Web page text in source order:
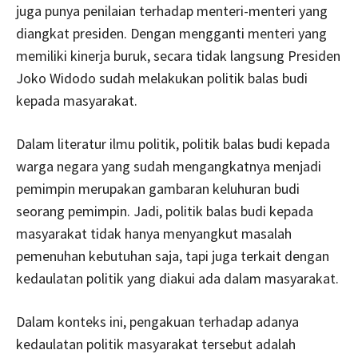
juga punya penilaian terhadap menteri-menteri yang
diangkat presiden. Dengan mengganti menteri yang
memiliki kinerja buruk, secara tidak langsung Presiden
Joko Widodo sudah melakukan politik balas budi
kepada masyarakat.
Dalam literatur ilmu politik, politik balas budi kepada
warga negara yang sudah mengangkatnya menjadi
pemimpin merupakan gambaran keluhuran budi
seorang pemimpin. Jadi, politik balas budi kepada
masyarakat tidak hanya menyangkut masalah
pemenuhan kebutuhan saja, tapi juga terkait dengan
kedaulatan politik yang diakui ada dalam masyarakat.
Dalam konteks ini, pengakuan terhadap adanya
kedaulatan politik masyarakat tersebut adalah